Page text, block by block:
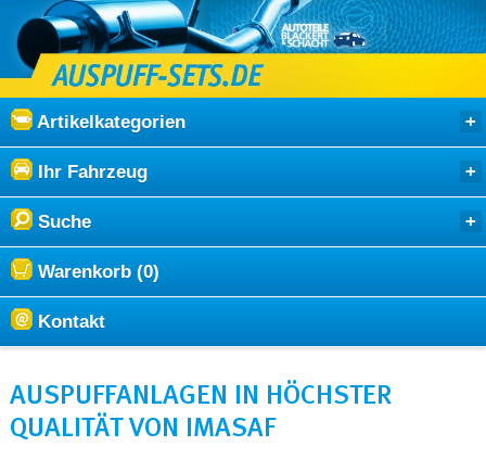
Artikelkategorien
Ihr Fahrzeug
Suche
Warenkorb (0)
Kontakt
AUSPUFFANLAGEN IN HÖCHSTER
QUALITÄT VON IMASAF